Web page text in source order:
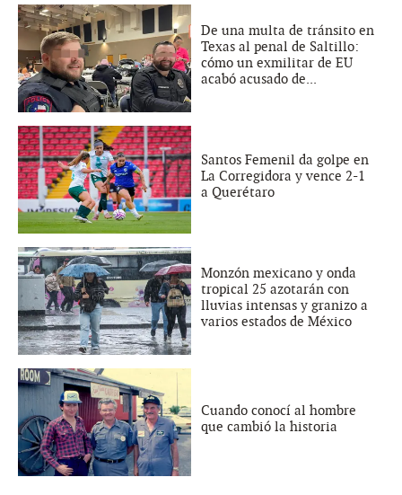
De una multa de tránsito en
Texas al penal de Saltillo:
cómo un exmilitar de EU
acabó acusado de...
Santos Femenil da golpe en
La Corregidora y vence 2-1
a Querétaro
Monzón mexicano y onda
tropical 25 azotarán con
lluvias intensas y granizo a
varios estados de México
Cuando conocí al hombre
que cambió la historia